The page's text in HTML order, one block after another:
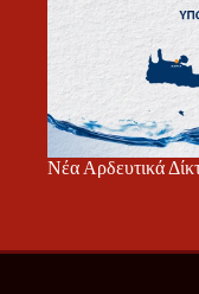
Νέα Αρδευτικά